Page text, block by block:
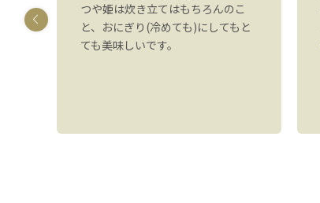
つや姫は炊き立てはもちろんのこ
と、おにぎり(冷めても)にしてもと
ても美味しいです。